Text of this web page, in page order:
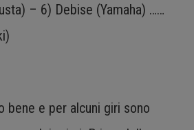
– 6) Debise (Yamaha) ……
bene e per alcuni giri sono